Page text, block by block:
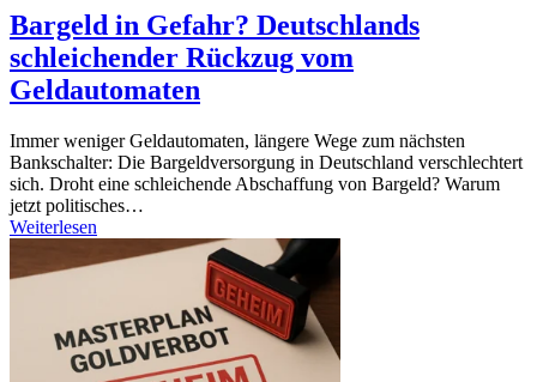
Bargeld in Gefahr? Deutschlands
schleichender Rückzug vom
Geldautomaten
Immer weniger Geldautomaten, längere Wege zum nächsten
Bankschalter: Die Bargeldversorgung in Deutschland verschlechtert
sich. Droht eine schleichende Abschaffung von Bargeld? Warum
jetzt politisches…
Weiterlesen